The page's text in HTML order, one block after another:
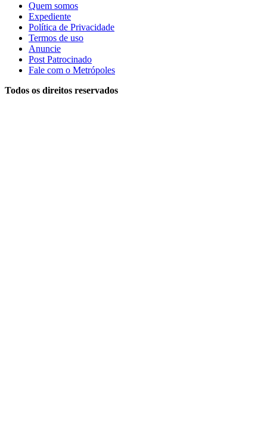
Quem somos
Expediente
Política de Privacidade
Termos de uso
Anuncie
Post Patrocinado
Fale com o Metrópoles
Todos os direitos reservados